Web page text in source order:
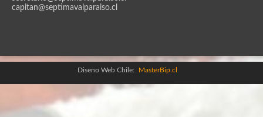
capitan@septimavalparaiso.cl
Diseno Web Chile: MasterBip.cl